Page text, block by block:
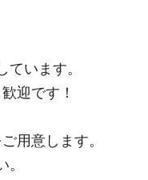
います。
迎です！
用意します。